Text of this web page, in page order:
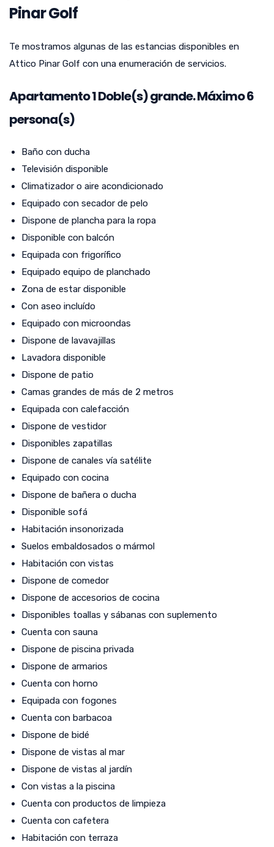
Pinar Golf
Te mostramos algunas de las estancias disponibles en
Attico Pinar Golf con una enumeración de servicios.
Apartamento1Doble(s) grande. Máximo 6
persona(s)
Baño con ducha
Televisión disponible
Climatizador o aire acondicionado
Equipado con secador de pelo
Dispone de plancha para la ropa
Disponible con balcón
Equipada con frigorífico
Equipado equipo de planchado
Zona de estar disponible
Con aseo incluído
Equipado con microondas
Dispone de lavavajillas
Lavadora disponible
Dispone de patio
Camas grandes de más de 2 metros
Equipada con calefacción
Dispone de vestidor
Disponibles zapatillas
Dispone de canales vía satélite
Equipado con cocina
Dispone de bañera o ducha
Disponible sofá
Habitación insonorizada
Suelos embaldosados o mármol
Habitación con vistas
Dispone de comedor
Dispone de accesorios de cocina
Disponibles toallas y sábanas con suplemento
Cuenta con sauna
Dispone de piscina privada
Dispone de armarios
Cuenta con horno
Equipada con fogones
Cuenta con barbacoa
Dispone de bidé
Dispone de vistas al mar
Dispone de vistas al jardín
Con vistas a la piscina
Cuenta con productos de limpieza
Cuenta con cafetera
Habitación con terraza